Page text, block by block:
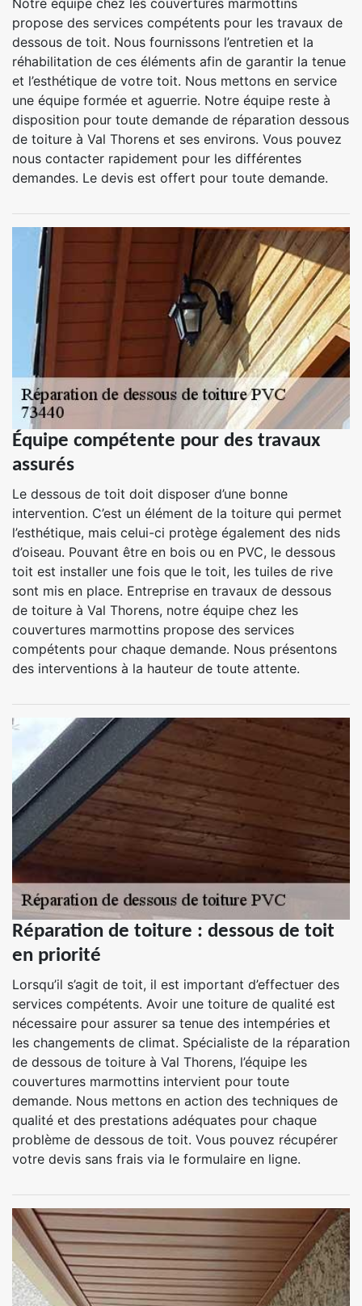
Notre équipe chez les couvertures marmottins
propose des services compétents pour les travaux de
dessous de toit. Nous fournissons l’entretien et la
réhabilitation de ces éléments afin de garantir la tenue
et l’esthétique de votre toit. Nous mettons en service
une équipe formée et aguerrie. Notre équipe reste à
disposition pour toute demande de réparation dessous
de toiture à Val Thorens et ses environs. Vous pouvez
nous contacter rapidement pour les différentes
demandes. Le devis est offert pour toute demande.
Équipe compétente pour des travaux
assurés
Le dessous de toit doit disposer d’une bonne
intervention. C’est un élément de la toiture qui permet
l’esthétique, mais celui-ci protège également des nids
d’oiseau. Pouvant être en bois ou en PVC, le dessous
toit est installer une fois que le toit, les tuiles de rive
sont mis en place. Entreprise en travaux de dessous
de toiture à Val Thorens, notre équipe chez les
couvertures marmottins propose des services
compétents pour chaque demande. Nous présentons
des interventions à la hauteur de toute attente.
Réparation de toiture : dessous de toit
en priorité
Lorsqu’il s’agit de toit, il est important d’effectuer des
services compétents. Avoir une toiture de qualité est
nécessaire pour assurer sa tenue des intempéries et
les changements de climat. Spécialiste de la réparation
de dessous de toiture à Val Thorens, l’équipe les
couvertures marmottins intervient pour toute
demande. Nous mettons en action des techniques de
qualité et des prestations adéquates pour chaque
problème de dessous de toit. Vous pouvez récupérer
votre devis sans frais via le formulaire en ligne.